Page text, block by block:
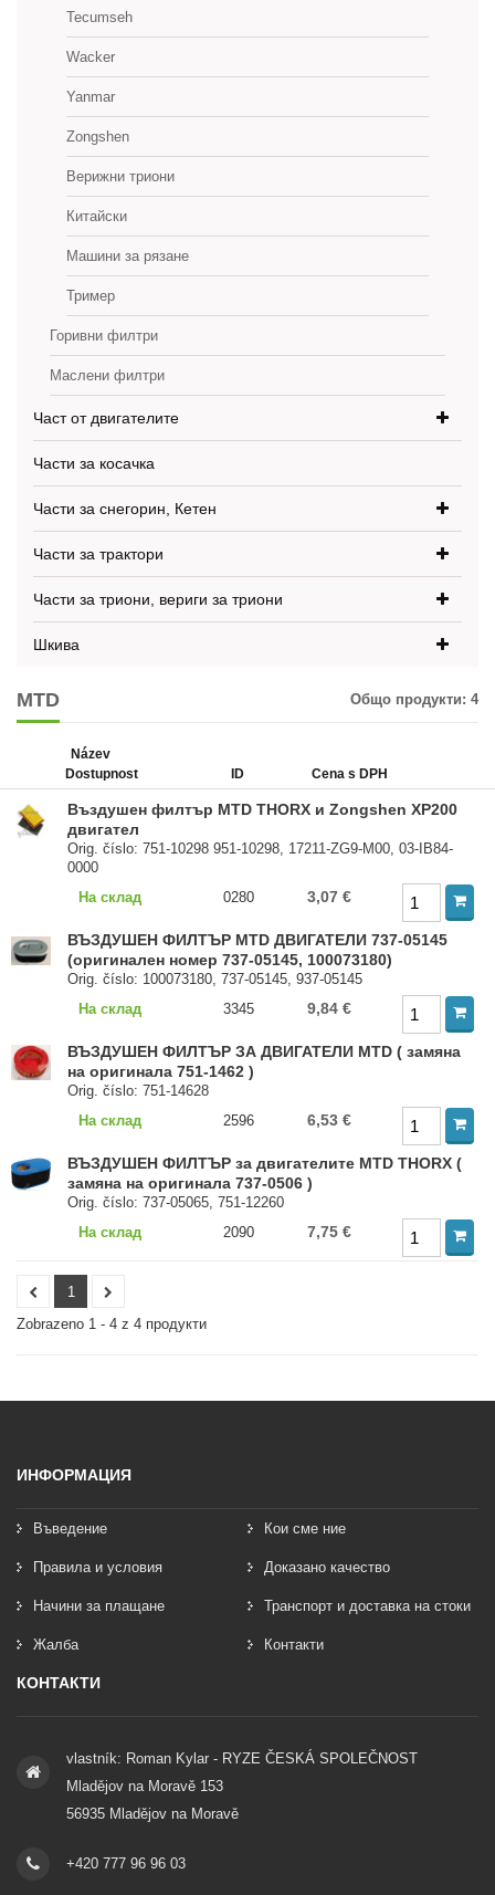
Tecumseh
Wacker
Yanmar
Zongshen
Верижни триони
Китайски
Машини за рязане
Тример
Горивни филтри
Маслени филтри
Част от двигателите
Части за косачка
Части за снегорин, Кетен
Части за трактори
Части за триони, вериги за триони
Шкива
MTD Общо продукти: 4
Název
Dostupnost
ID Cena s DPH
Въздушен филтър MTD THORX и Zongshen XP200
двигател
Orig. číslo: 751-10298 951-10298, 17211-ZG9-M00, 03-IB84-
0000
На склад
0280 3,07 €
ВЪЗДУШЕН ФИЛТЪР MTD ДВИГАТЕЛИ 737-05145
(оригинален номер 737-05145, 100073180)
Orig. číslo: 100073180, 737-05145, 937-05145
На склад
3345 9,84 €
ВЪЗДУШЕН ФИЛТЪР ЗА ДВИГАТЕЛИ MTD ( замяна
на оригинала 751-1462 )
Orig. číslo: 751-14628
На склад
2596 6,53 €
ВЪЗДУШЕН ФИЛТЪР за двигателите MTD THORX (
замяна на оригинала 737-0506 )
Orig. číslo: 737-05065, 751-12260
На склад
2090 7,75 €
1
Zobrazeno 1 - 4 z 4 продукти
ИНФОРМАЦИЯ
Въведение Кои сме ние
Правила и условия Доказано качество
Начини за плащане Транспорт и доставка на стоки
Жалба Контакти
КОНТАКТИ
vlastník: Roman Kylar - RYZE ČESKÁ SPOLEČNOST
Mladějov na Moravě 153
56935 Mladějov na Moravě
+420 777 96 96 03